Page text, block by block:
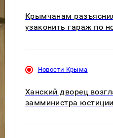
Крымчанам
узаконить гараж по
Новости Крыма
Ханский дворец
замминистра